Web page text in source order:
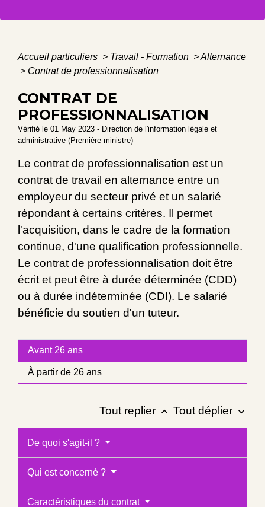
Accueil particuliers > Travail - Formation >Alternance
> Contrat de professionnalisation
CONTRAT DE
PROFESSIONNALISATION
Vérifié le 01 May 2023 - Direction de l'information légale et
administrative (Première ministre)
Le contrat de professionnalisation est un
contrat de travail en alternance entre un
employeur du secteur privé et un salarié
répondant à certains critères. Il permet
l'acquisition, dans le cadre de la formation
continue, d'une qualification professionnelle.
Le contrat de professionnalisation doit être
écrit et peut être à durée déterminée (CDD)
ou à durée indéterminée (CDI). Le salarié
bénéficie du soutien d'un tuteur.
Avant 26 ans
À partir de 26 ans
Tout replier keyboard_arrow_up Tout déplier keyboard_arrow_down
De quoi s'agit-il ?
Qui est concerné ?
Caractéristiques du contrat